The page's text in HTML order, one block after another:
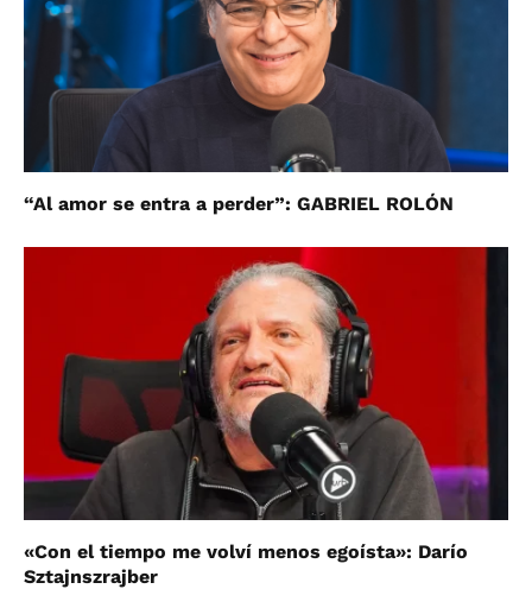
“Al amor se entra a perder”: GABRIEL ROLÓN
«Con el tiempo me volví menos egoísta»: Darío
Sztajnszrajber